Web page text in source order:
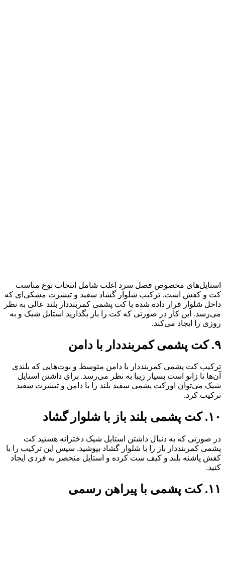
استایل‌های مخصوص فصل سرد اغلب شامل انتخاب نوع مناسب
کت و کفش است. ترکیب شلوار گشاد سفید و تیشرت مشکی‌ای که
داخل شلوار قرار داده شده با کت پشمی کمربنددار بلند عالی به نظر
می‌رسد. این کار در صورتی که کت را باز بگذارید استایل شیک و به
روزی را ایجاد می‌کند.
۹. کت پشمی کمربنددار با دامن
ترکیب کت پشمی کمربنددار با دامن متوسط و بوت‌هایی که بلندی
آن‌ها تا زانو است بسیار زیبا به نظر می‌رسد. برای داشتن استایل
شیک می‌توان اورکت پشمی سفید بلند را با دامن و تیشرت سفید
ترکیب کرد.
۱۰. کت پشمی بلند باز با شلوار گشاد
در صورتی که به دنبال داشتن استایل شیک دخترانه هستید کت
پشمی کمربنددار باز را با شلوار گشاد بپوشید. سپس این ترکیب را با
کفش پاشنه بلند و کیف ست کرده و استایل منحصر به فردی ایجاد
کنید.
۱۱. کت پشمی با پیراهن رسمی